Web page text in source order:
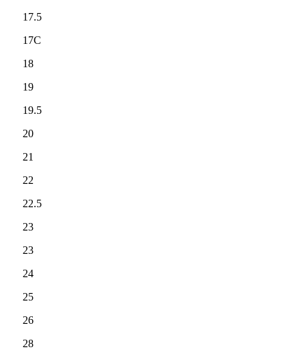
17.5
17C
18
19
19.5
20
21
22
22.5
23
23
24
25
26
28